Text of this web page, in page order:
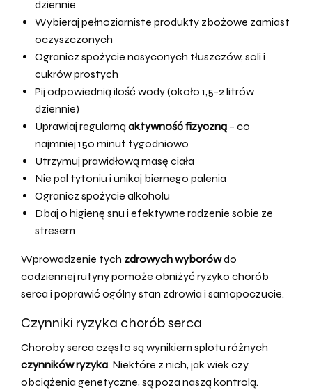
dziennie
Wybieraj pełnoziarniste produkty zbożowe zamiast
oczyszczonych
Ogranicz spożycie nasyconych tłuszczów, soli i
cukrów prostych
Pij odpowiednią ilość wody (około 1,5-2 litrów
dziennie)
Uprawiaj regularną aktywność fizyczną – co
najmniej 150 minut tygodniowo
Utrzymuj prawidłową masę ciała
Nie pal tytoniu i unikaj biernego palenia
Ogranicz spożycie alkoholu
Dbaj o higienę snu i efektywne radzenie sobie ze
stresem
Wprowadzenie tych zdrowych wyborówdo
codziennej rutyny pomoże obniżyć ryzyko chorób
serca i poprawić ogólny stan zdrowia i samopoczucie.
Czynniki ryzyka chorób serca
Choroby serca często są wynikiem splotu różnych
czynników ryzyka. Niektóre z nich, jak wiek czy
obciążenia genetyczne, są poza naszą kontrolą.